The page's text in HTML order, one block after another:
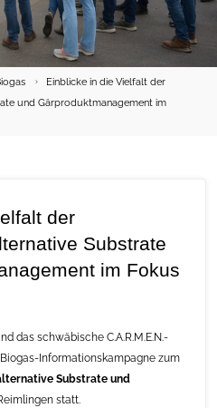
Einblicke in die Vielfalt der
und Gärproduktmanagement im
der
Substrate
im Fokus
das schwäbische C.A.R.M.E.N.-
Informationskampagne zum
Substrate und
statt.